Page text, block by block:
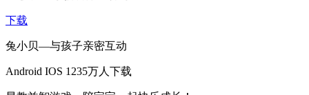
下载
兔小贝—与孩子亲密互动
Android IOS 1235万人下载